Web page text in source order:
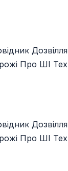
Дозвілля
Про ШІ
Дозвілля
Про ШІ